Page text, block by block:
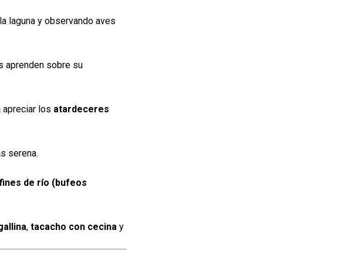
laguna y observando aves
aprenden sobre su
apreciar los atardeceres
serena.
de río (bufeos
, tacacho con cecina y